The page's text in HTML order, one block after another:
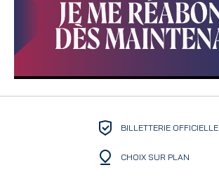
BILLETTERIE OFFICIELLE
CHOIX SUR PLAN